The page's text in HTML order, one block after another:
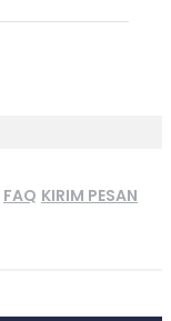
FAQ KIRIM PESAN